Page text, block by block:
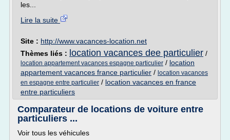
les...
Lire la suite
Site : http://www.vacances-location.net
Thèmes liés : location vacances dee particulier /
location appartement vacances espagne particulier / location
appartement vacances france particulier / location vacances
en espagne entre particulier / location vacances en france
entre particuliers
Comparateur de locations de voiture entre
particuliers ...
Voir tous les véhicules